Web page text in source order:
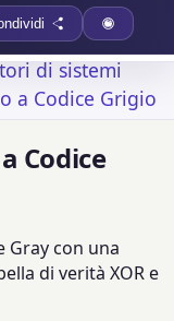
di sistemi
a Codice Grigio
Codice
Gray con una
di verità XOR e